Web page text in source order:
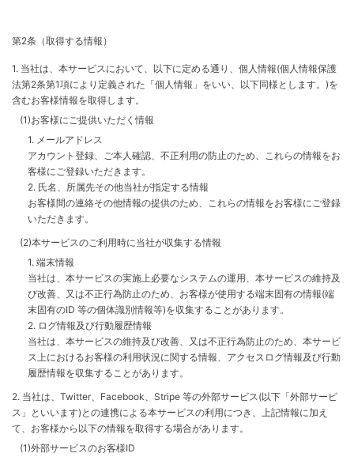
第2条（取得する情報）
1. 当社は、本サービスにおいて、以下に定める通り、個人情報(個人情報保護
法第2条第1項により定義された「個人情報」をいい、以下同様とします。)を
含むお客様情報を取得します。
(1)お客様にご提供いただく情報
1. メールアドレス
アカウント登録、ご本人確認、不正利用の防止のため、これらの情報をお
客様にご登録いただきます。
2. 氏名、所属先その他当社が指定する情報
お客様間の連絡その他情報の提供のため、これらの情報をお客様にご登録
いただきます。
(2)本サービスのご利用時に当社が収集する情報
1. 端末情報
当社は、本サービスの実施上必要なシステムの運用、本サービスの維持及
び改善、又は不正行為防止のため、お客様が使用する端末固有の情報(端
末固有のID 等の個体識別情報等)を収集することがあります。
2. ログ情報及び行動履歴情報
当社は、本サービスの維持及び改善、又は不正行為防止のため、本サービ
ス上におけるお客様の利用状況に関する情報、アクセスログ情報及び行動
履歴情報を収集することがあります。
2. 当社は、Twitter、Facebook、Stripe 等の外部サービス(以下「外部サービ
ス」といいます)との連携による本サービスの利用につき、上記情報に加え
て、お客様から以下の情報を取得する場合があります。
(1)外部サービスのお客様ID